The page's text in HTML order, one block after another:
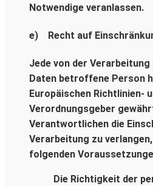
Notwendige veranlassen.
e) Recht auf
Jede von der
Daten betroffene Person
Europäischen Richtlinien-
Verordnungsgeber
Verantwortlichen die
Verarbeitung zu
folgenden
Die Richtigkeit der